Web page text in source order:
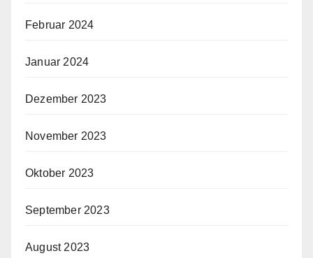
Februar 2024
Januar 2024
Dezember 2023
November 2023
Oktober 2023
September 2023
August 2023